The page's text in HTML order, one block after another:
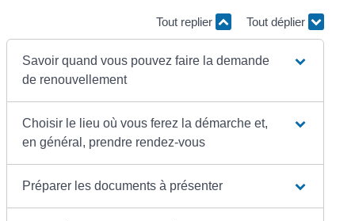
Tout replier Tout déplier
Savoir quand vous pouvez faire la demande
de renouvellement
Choisir le lieu où vous ferez la démarche et,
en général, prendre rendez-vous
Préparer les documents à présenter